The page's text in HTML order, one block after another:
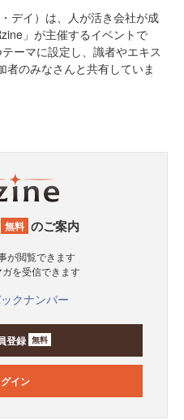
デイ）は、人が活き会社が成
」が主催するイベントで
ーマに設定し、識者やエキス
のみなさんと共有していま
無料 のご案内
が閲覧できます
ガを受信できます
クナンバー
登録 無料
イン